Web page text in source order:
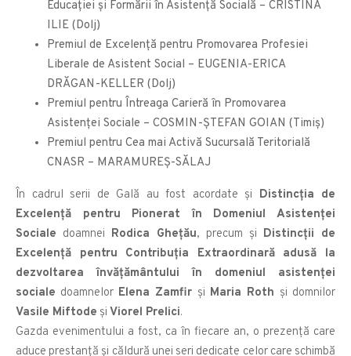
Educaţiei şi Formării în Asistenţă Socială – CRISTINA
ILIE (Dolj)
Premiul de Excelenţă pentru Promovarea Profesiei
Liberale de Asistent Social – EUGENIA-ERICA
DRĂGAN-KELLER (Dolj)
Premiul pentru Întreaga Carieră în Promovarea
Asistenţei Sociale – COSMIN-ŞTEFAN GOIAN (Timiș)
Premiul pentru Cea mai Activă Sucursală Teritorială
CNASR – MARAMUREȘ-SĂLAJ
În cadrul serii de Gală au fost acordate și Distincția de
Excelență pentru Pionerat în Domeniul Asistenței
Sociale doamnei Rodica Ghețău, precum și Distincții de
Excelență pentru Contribuția Extraordinară adusă la
dezvoltarea învățământului în domeniul asistenței
sociale doamnelor Elena Zamfir și Maria Roth și domnilor
Vasile Miftode și Viorel Prelici.
Gazda evenimentului a fost, ca în fiecare an, o prezență care
aduce prestanță și căldură unei seri dedicate celor care schimbă